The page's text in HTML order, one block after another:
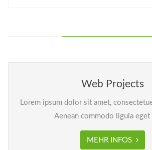
Web Projects
Lorem ipsum dolor sit amet,
Aenean commodo ligula eget
MEHR INFOS